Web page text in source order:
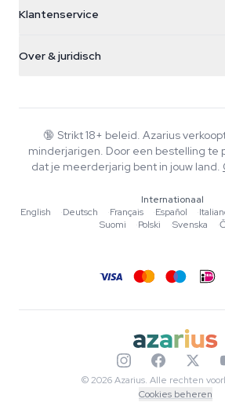
Nederland
+31(0)204897914
Smokeshop
Klantenservice
Retourbeleid
Veelgestelde vragen
Privacybeleid
Over & juridisch
Wiki
Muziek
Redactionele normen
Tools & Calculators
🔞 Strikt 18+ beleid. Azarius
minderjarigen. Door een bestelling te
dat je meerderjarig bent in jouw land.
Internationaal
English
·Deutsch ·Français ·Español ·
Suomi
·Polski ·Svenska ·
© 2026 Azarius. Alle rechten
Cookies beheren